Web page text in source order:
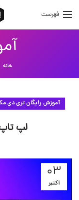
فهرست
خانه
آموزش رایگان تری دی
لپ
03
اکتبر